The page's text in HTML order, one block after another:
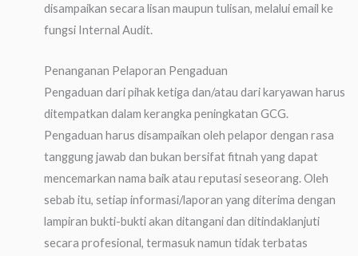
disampaikan secara lisan maupun tulisan, melalui email ke
fungsi Internal Audit.
Penanganan Pelaporan Pengaduan
Pengaduan dari pihak ketiga dan/atau dari karyawan harus
ditempatkan dalam kerangka peningkatan GCG.
Pengaduan harus disampaikan oleh pelapor dengan rasa
tanggung jawab dan bukan bersifat fitnah yang dapat
mencemarkan nama baik atau reputasi seseorang. Oleh
sebab itu, setiap informasi/laporan yang diterima dengan
lampiran bukti-bukti akan ditangani dan ditindaklanjuti
secara profesional, termasuk namun tidak terbatas